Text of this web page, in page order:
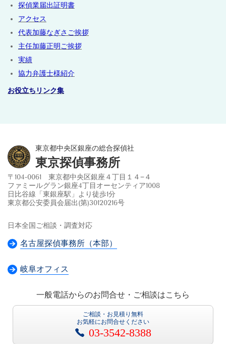
探偵業届出証明書
アクセス
代表加藤なぎさご挨拶
主任加藤正明ご挨拶
実績
協力弁護士様紹介
お役立ちリンク集
東京都中央区銀座の総合探偵社
東京探偵事務所
〒104-0061 東京都中央区銀座４丁目１４−４
ファミールグラン銀座4丁目オーセンティア1008
日比谷線「東銀座駅」より徒歩1分
東京都公安委員会届出(第)30120216号
日本全国ご相談・調査対応
名古屋探偵事務所（本部）
岐阜オフィス
一般電話からのお問合せ・ご相談はこちら
ご相談・お見積り無料
お気軽にお問合せください
03-3542-8388